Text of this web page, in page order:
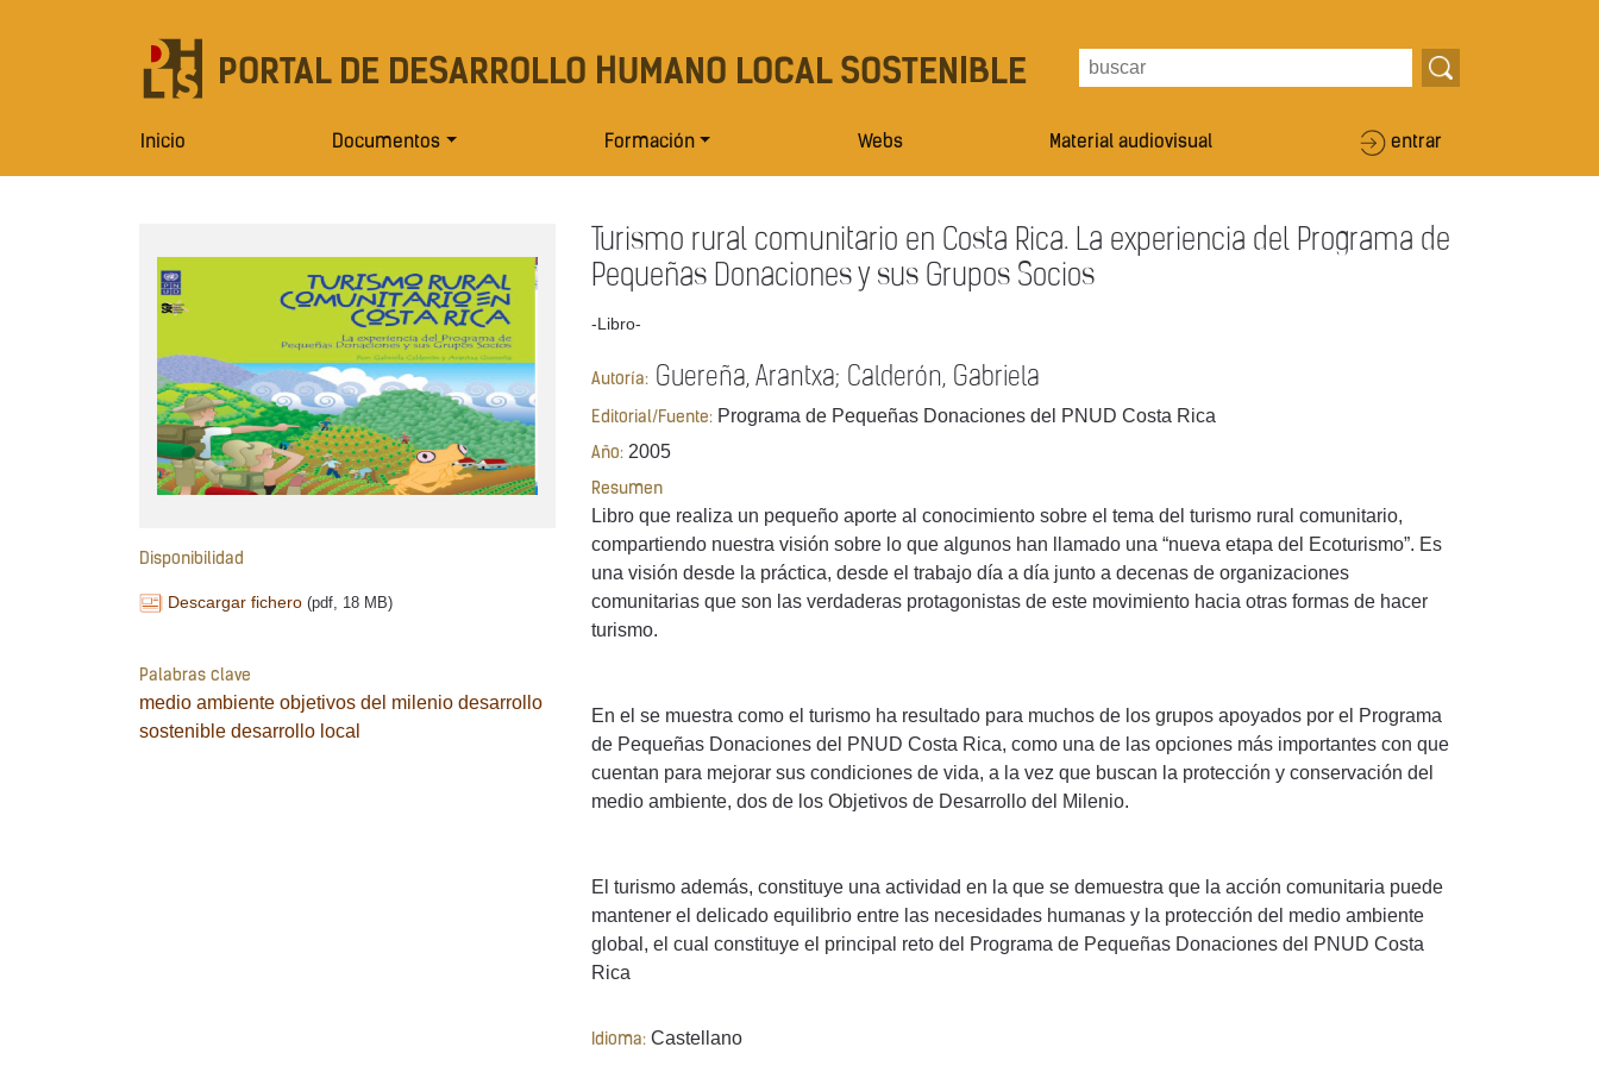
PORTAL DE DESARROLLO HUMANO LOCAL SOSTENIBLE
Inicio Documentos Formación Webs Material audiovisual entrar
Disponibilidad
Descargar fichero (pdf, 18 MB)
Palabras clave
medio ambiente objetivos del milenio desarrollo
sostenible desarrollo local
Turismo rural comunitario en Costa Rica. La experiencia del Programa de
Pequeñas Donaciones y sus Grupos Socios
-Libro-
Autoría: Guereña, Arantxa; Calderón, Gabriela
Editorial/Fuente: Programa de Pequeñas Donaciones del PNUD Costa Rica
Año: 2005
Resumen
Libro que realiza un pequeño aporte al conocimiento sobre el tema del turismo rural comunitario,
compartiendo nuestra visión sobre lo que algunos han llamado una “nueva etapa del Ecoturismo”. Es
una visión desde la práctica, desde el trabajo día a día junto a decenas de organizaciones
comunitarias que son las verdaderas protagonistas de este movimiento hacia otras formas de hacer
turismo.
En el se muestra como el turismo ha resultado para muchos de los grupos apoyados por el Programa
de Pequeñas Donaciones del PNUD Costa Rica, como una de las opciones más importantes con que
cuentan para mejorar sus condiciones de vida, a la vez que buscan la protección y conservación del
medio ambiente, dos de los Objetivos de Desarrollo del Milenio.
El turismo además, constituye una actividad en la que se demuestra que la acción comunitaria puede
mantener el delicado equilibrio entre las necesidades humanas y la protección del medio ambiente
global, el cual constituye el principal reto del Programa de Pequeñas Donaciones del PNUD Costa
Rica
Idioma: Castellano